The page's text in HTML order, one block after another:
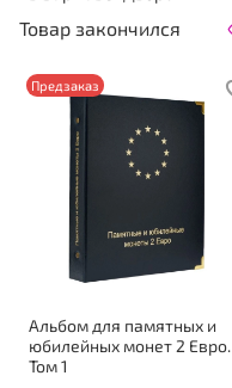
Товар закончился
Предзаказ
Альбом для памятных и
юбилейных монет 2 Евро.
Том 1